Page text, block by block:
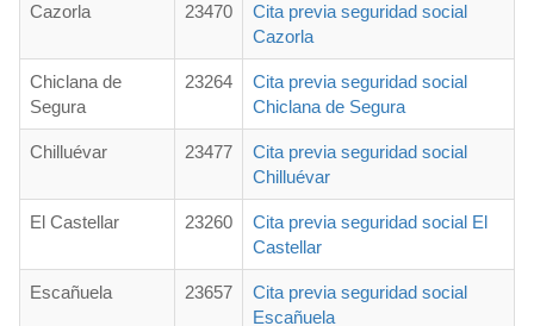
Cazorla 23470
Cita previa seguridad social
Cazorla
Chiclana de
Segura
23264
Cita previa seguridad social
Chiclana de Segura
Chilluévar 23477
Cita previa seguridad social
Chilluévar
El Castellar 23260
Cita previa seguridad social El
Castellar
Escañuela 23657
Cita previa seguridad social
Escañuela